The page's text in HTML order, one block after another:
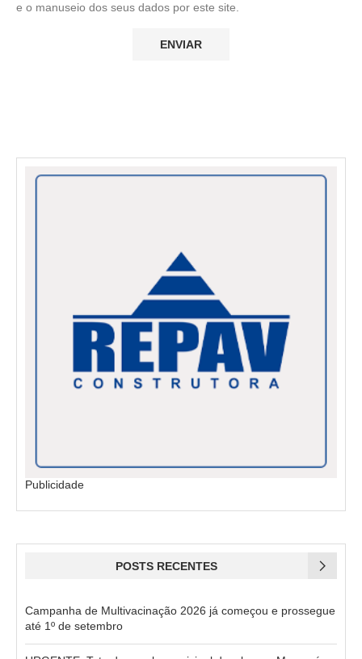
e o manuseio dos seus dados por este site.
Publicidade
POSTS RECENTES
Campanha de Multivacinação 2026 já começou e prossegue
até 1º de setembro